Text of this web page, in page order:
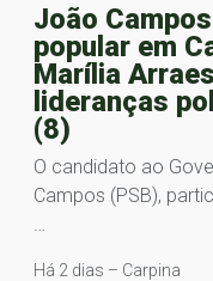
João
popular em
Marília
lideranças
(8)
O candidato ao
Campos (PSB),
Há 2 dias – Carpina